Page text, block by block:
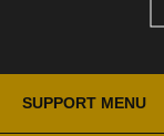
SUPPORT MENU